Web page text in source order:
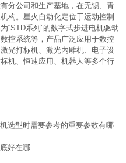
分公司和生产基地，在无锡、青
构。星火自动化定位于运动控制
“STD系列”的数字式步进电机驱动
控系统等，产品广泛应用于数控
光打标机、激光内雕机、电子设
机、恒速应用、机器人等多个行
选型时需要参考的重要参数有哪
好在哪